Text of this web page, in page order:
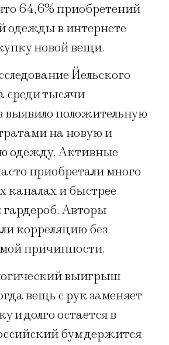
64,6% приобретений
одежды в интернете
новой вещи.
Йельского
среди тысячи
положительную
на новую и
одежду. Активные
приобретали много
каналах и быстрее
Авторы
корреляцию без
причинности.
выигрыш
вещь с рук заменяет
и долго остается в
бум держится